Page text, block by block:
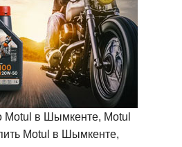
Motul в Шымкенте, Motul
Motul в Шымкенте,